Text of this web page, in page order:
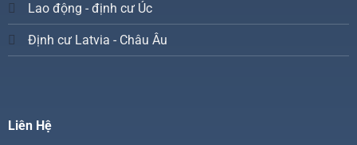
Lao động - định cư Úc
Định cư Latvia - Châu Âu
Liên Hệ